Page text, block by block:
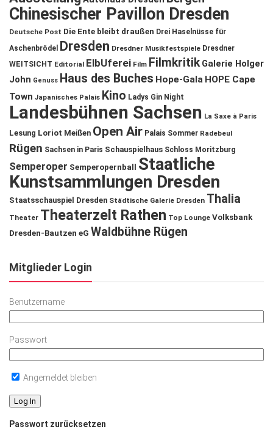
Chinesischer Pavillon Dresden
Deutsche Post Die Ente bleibt draußen Drei Haselnüsse für
Aschenbrödel
Dresden Dresdner Musikfestspiele Dresdner
WEITSICHT Editorial ElbUferei Film Filmkritik Galerie Holger
John Genuss Haus des Buches Hope-Gala HOPE Cape
Town Japanisches Palais Kino Ladys Gin Night
Landesbühnen Sachsen La Saxe à Paris
Lesung Loriot Meißen Open Air Palais Sommer Radebeul
Rügen Sachsen in Paris Schauspielhaus Schloss Moritzburg
Semperoper Semperopernball
Staatliche
Kunstsammlungen Dresden
Staatsschauspiel Dresden Städtische Galerie Dresden Thalia
Theater Theaterzelt Rathen Top Lounge Volksbank
Dresden-Bautzen eG Waldbühne Rügen
Mitglieder Login
Benutzername
Passwort
Angemeldet bleiben
Passwort zurücksetzen